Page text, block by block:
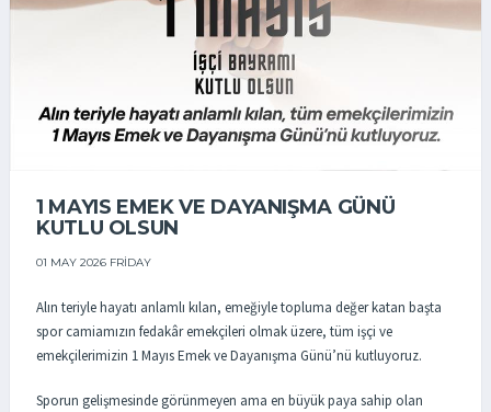
1 MAYIS EMEK VE DAYANIŞMA GÜNÜ
KUTLU OLSUN
01 MAY 2026 FRIDAY
Alın teriyle hayatı anlamlı kılan, emeğiyle topluma değer katan başta
spor camiamızın fedakâr emekçileri olmak üzere, tüm işçi ve
emekçilerimizin 1 Mayıs Emek ve Dayanışma Günü’nü kutluyoruz.
Sporun gelişmesinde görünmeyen ama en büyük paya sahip olan